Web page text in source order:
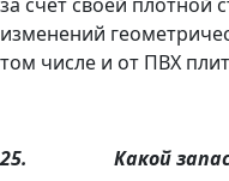
изменений
том числе и от ПВХ
25. Какой